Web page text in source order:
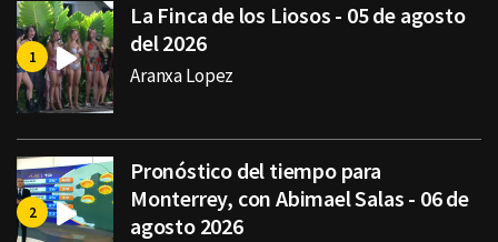
La Finca de los Liosos - 05 de agosto
del 2026
Aranxa Lopez
Pronóstico del tiempo para
Monterrey, con Abimael Salas - 06 de
agosto 2026